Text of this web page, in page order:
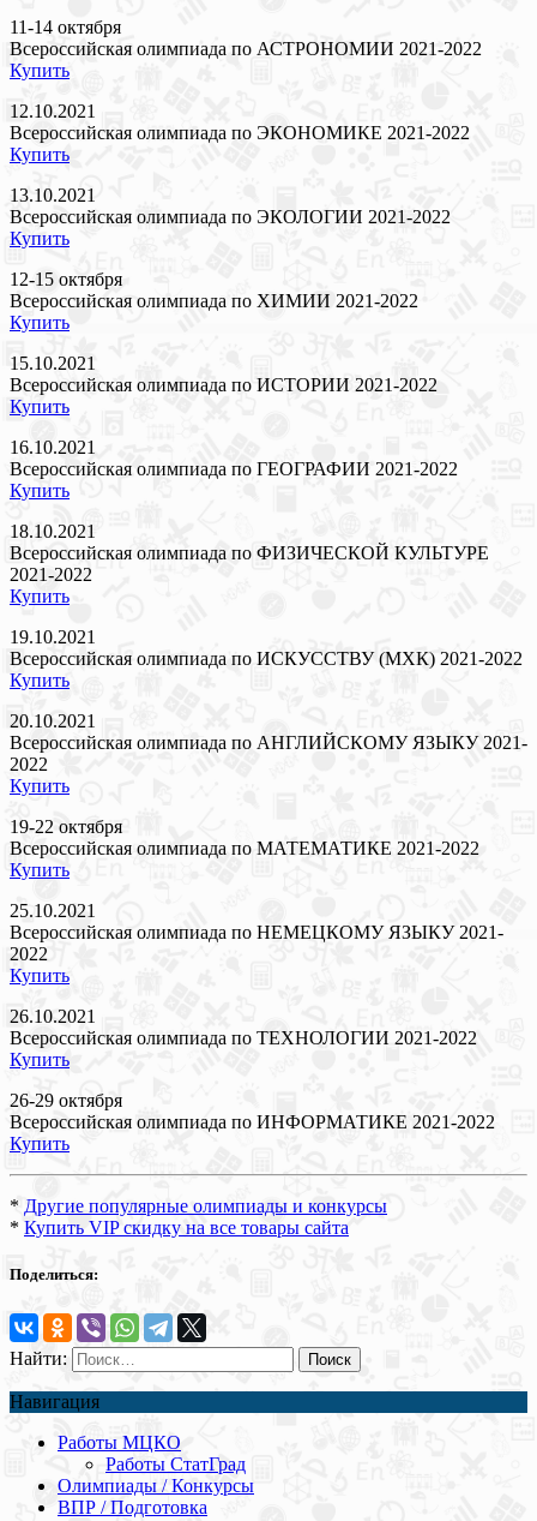
11-14 октября
Всероссийская олимпиада по АСТРОНОМИИ 2021-2022
Купить
12.10.2021
Всероссийская олимпиада по ЭКОНОМИКЕ 2021-2022
Купить
13.10.2021
Всероссийская олимпиада по ЭКОЛОГИИ 2021-2022
Купить
12-15 октября
Всероссийская олимпиада по ХИМИИ 2021-2022
Купить
15.10.2021
Всероссийская олимпиада по ИСТОРИИ 2021-2022
Купить
16.10.2021
Всероссийская олимпиада по ГЕОГРАФИИ 2021-2022
Купить
18.10.2021
Всероссийская олимпиада по ФИЗИЧЕСКОЙ КУЛЬТУРЕ
2021-2022
Купить
19.10.2021
Всероссийская олимпиада по ИСКУССТВУ (МХК) 2021-2022
Купить
20.10.2021
Всероссийская олимпиада по АНГЛИЙСКОМУ ЯЗЫКУ 2021-
2022
Купить
19-22 октября
Всероссийская олимпиада по МАТЕМАТИКЕ 2021-2022
Купить
25.10.2021
Всероссийская олимпиада по НЕМЕЦКОМУ ЯЗЫКУ 2021-
2022
Купить
26.10.2021
Всероссийская олимпиада по ТЕХНОЛОГИИ 2021-2022
Купить
26-29 октября
Всероссийская олимпиада по ИНФОРМАТИКЕ 2021-2022
Купить
* Другие популярные олимпиады и конкурсы
* Купить VIP скидку на все товары сайта
Поделиться:
Найти:
Навигация
Работы МЦКО
Работы СтатГрад
Олимпиады / Конкурсы
ВПР / Подготовка